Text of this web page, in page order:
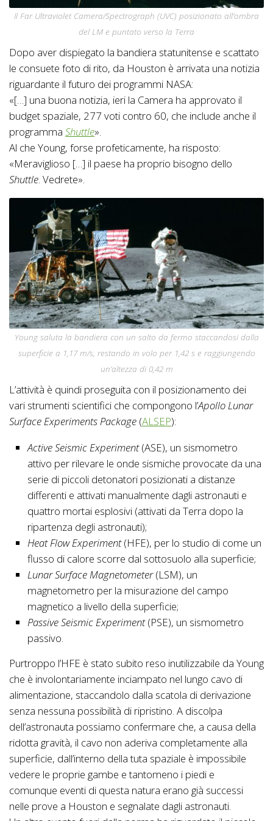
Il Far Ultraviolet Camera/Spectrograph (UVC) posizionato all’ombra
del LM e puntato verso la Terra
Dopo aver dispiegato la bandiera statunitense e scattato
le consuete foto di rito, da Houston è arrivata una notizia
riguardante il futuro dei programmi NASA:
«[…] una buona notizia, ieri la Camera ha approvato il
budget spaziale, 277 voti contro 60, che include anche il
programma Shuttle».
Al che Young, forse profeticamente, ha risposto:
«Meraviglioso […] il paese ha proprio bisogno dello
Shuttle. Vedrete».
Young saluta la bandiera con un salto da fermo staccandosi dalla
superficie a 1,17 m/s, restando in volo per 1,42 s e raggiungendo
un’altezza di 0,42 m
L’attività è quindi proseguita con il posizionamento dei
vari strumenti scientifici che compongono l’Apollo Lunar
Surface Experiments Package (ALSEP):
Active Seismic Experiment(ASE), un sismometro
attivo per rilevare le onde sismiche provocate da una
serie di piccoli detonatori posizionati a distanze
differenti e attivati manualmente dagli astronauti e
quattro mortai esplosivi (attivati da Terra dopo la
ripartenza degli astronauti);
Heat Flow Experiment(HFE), per lo studio di come un
flusso di calore scorre dal sottosuolo alla superficie;
Lunar Surface Magnetometer(LSM), un
magnetometro per la misurazione del campo
magnetico a livello della superficie;
Passive Seismic Experiment(PSE), un sismometro
passivo.
Purtroppo l’HFE è stato subito reso inutilizzabile da Young
che è involontariamente inciampato nel lungo cavo di
alimentazione, staccandolo dalla scatola di derivazione
senza nessuna possibilità di ripristino. A discolpa
dell’astronauta possiamo confermare che, a causa della
ridotta gravità, il cavo non aderiva completamente alla
superficie, dall’interno della tuta spaziale è impossibile
vedere le proprie gambe e tantomeno i piedi e
comunque eventi di questa natura erano già successi
nelle prove a Houston e segnalate dagli astronauti.